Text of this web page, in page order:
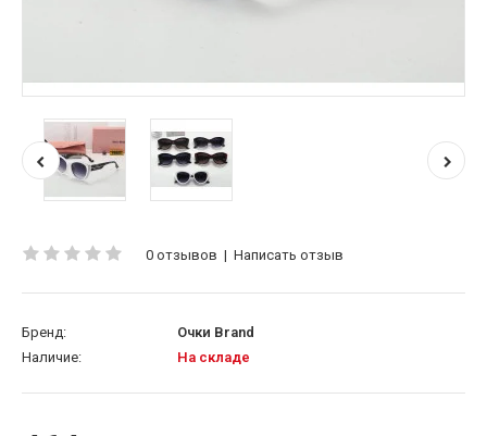
0 отзывов | Написать отзыв
Бренд:
Очки Brand
Наличие:
На складе